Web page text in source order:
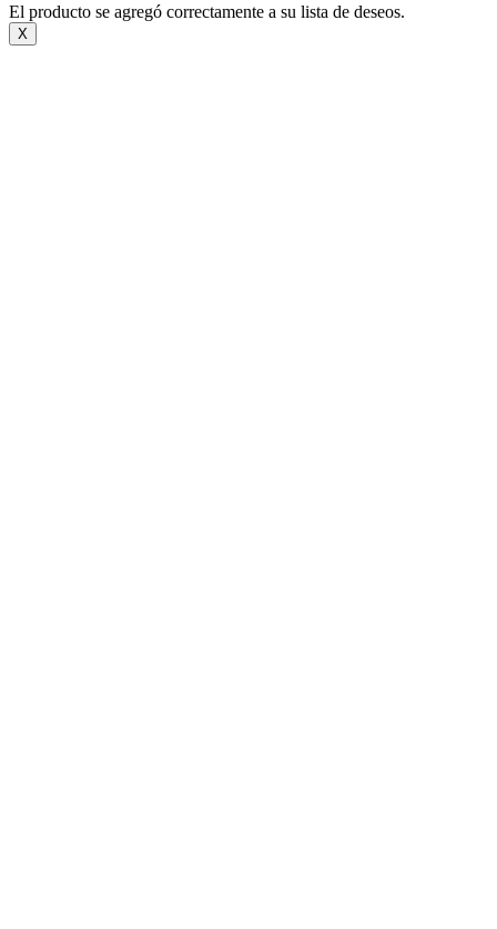
El producto se agregó correctamente a su lista de deseos.
X